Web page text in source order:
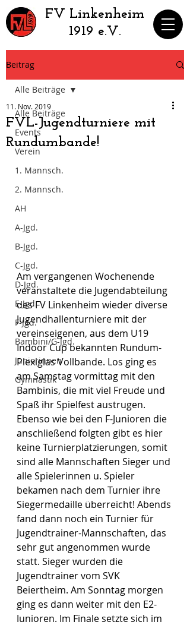
​FV Linkenheim
1919 e.V.
Beitrag
Alle Beiträge
Events
Verein
1. Mannsch.
2. Mannsch.
AH
A-Jgd.
B-Jgd.
C-Jgd.
D-Jgd.
E-Jgd.
F-Jgd.
Bambini/G-Jgd.
Juniorinnen
Gymnastik
Alle Beiträge
FVL-Jugendturniere mit
Rundumbande!
11. Nov. 2019
Am vergangenen Wochenende
veranstaltete die Jugendabteilung
des FV Linkenheim wieder diverse
Jugendhallenturniere mit der
vereinseigenen, aus dem U19
Indoor Cup bekannten Rundum-
Plexiglas Vollbande. Los ging es
am Samstag vormittag mit den
Bambinis, die mit viel Freude und
Spaß ihr Spielfest austrugen.
Ebenso wie bei den F-Junioren die
anschließend folgten gibt es hier
keine Turnierplatzierungen, somit
sind alle Mannschaften Sieger und
alle Spielerinnen u. Spieler
bekamen nach dem Turnier ihre
Siegermedaille überreicht! Abends
fand dann noch ein Turnier für
Jugendtrainer-Mannschaften, das
sehr gut angenommen wurde
statt. Sieger wurden die
Jugendtrainer vom SVK
Beiertheim. Am Sonntag morgen
ging es dann weiter mit den E2-
Junioren. Im Finale setzte sich im